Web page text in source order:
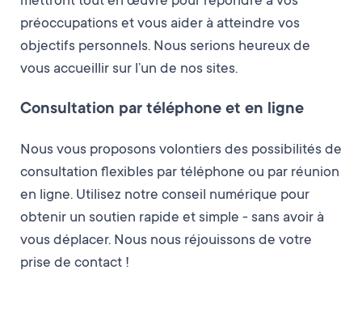
préoccupations et vous aider à atteindre vos
objectifs personnels. Nous serions heureux de
vous accueillir sur l’un de nos sites.
Consultation par téléphone et en ligne
Nous vous proposons volontiers des possibilités de
consultation flexibles par téléphone ou par réunion
en ligne. Utilisez notre conseil numérique pour
obtenir un soutien rapide et simple - sans avoir à
vous déplacer. Nous nous réjouissons de votre
prise de contact !